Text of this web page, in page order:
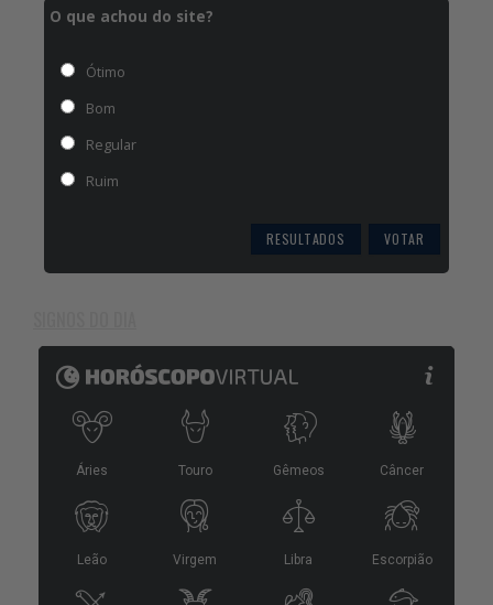
O que achou do site?
Ótimo
Bom
Regular
Ruim
RESULTADOS